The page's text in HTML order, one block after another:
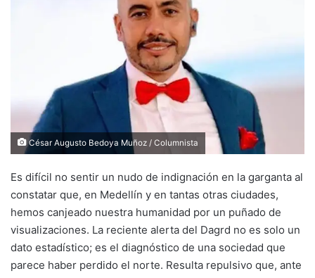
César Augusto Bedoya Muñoz / Columnista
Es difícil no sentir un nudo de indignación en la garganta al
constatar que, en Medellín y en tantas otras ciudades,
hemos canjeado nuestra humanidad por un puñado de
visualizaciones. La reciente alerta del Dagrd no es solo un
dato estadístico; es el diagnóstico de una sociedad que
parece haber perdido el norte. Resulta repulsivo que, ante